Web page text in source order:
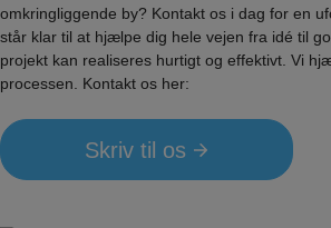
omkringliggende by? Kontakt os i dag for en
står klar til at hjælpe dig hele vejen fra idé til
projekt kan realiseres hurtigt og effektivt. Vi
processen. Kontakt os her:
Skriv til os